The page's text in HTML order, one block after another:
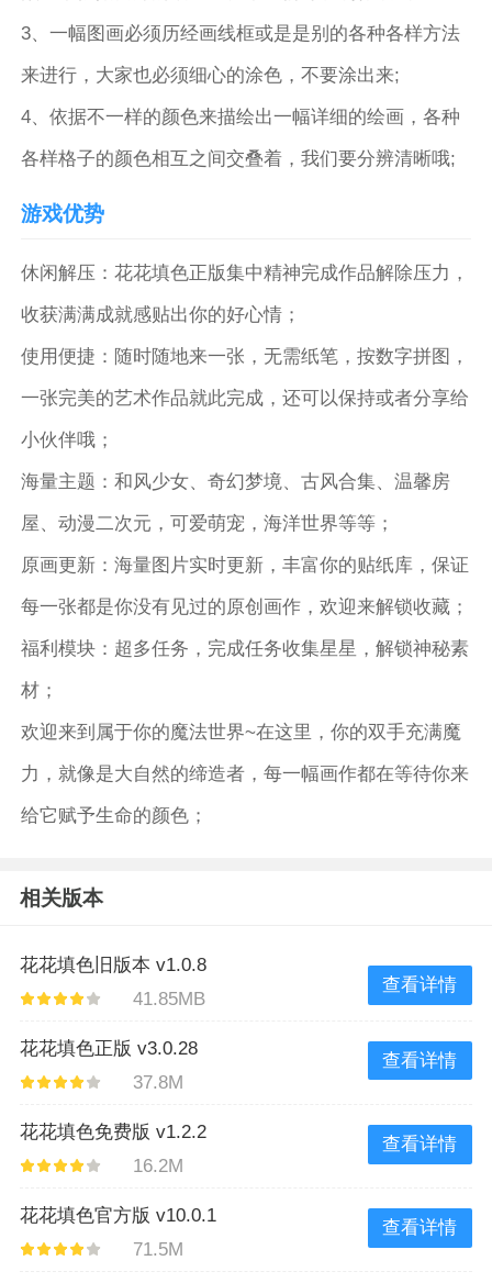
3、一幅图画必须历经画线框或是是别的各种各样方法
来进行，大家也必须细心的涂色，不要涂出来;
4、依据不一样的颜色来描绘出一幅详细的绘画，各种
各样格子的颜色相互之间交叠着，我们要分辨清晰哦;
游戏优势
休闲解压：花花填色正版集中精神完成作品解除压力，
收获满满成就感贴出你的好心情；
使用便捷：随时随地来一张，无需纸笔，按数字拼图，
一张完美的艺术作品就此完成，还可以保持或者分享给
小伙伴哦；
海量主题：和风少女、奇幻梦境、古风合集、温馨房
屋、动漫二次元，可爱萌宠，海洋世界等等；
原画更新：海量图片实时更新，丰富你的贴纸库，保证
每一张都是你没有见过的原创画作，欢迎来解锁收藏；
福利模块：超多任务，完成任务收集星星，解锁神秘素
材；
欢迎来到属于你的魔法世界~在这里，你的双手充满魔
力，就像是大自然的缔造者，每一幅画作都在等待你来
给它赋予生命的颜色；
相关版本
花花填色旧版本 v1.0.8
41.85MB
查看详情
花花填色正版 v3.0.28
37.8M
查看详情
花花填色免费版 v1.2.2
16.2M
查看详情
花花填色官方版 v10.0.1
71.5M
查看详情